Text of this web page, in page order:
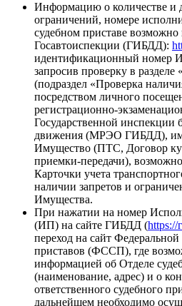
Информацию о количестве и
ограничений, номере
судебном приставе возможно
Госавтоиспекции (ГИБДД):
идентификационный номер
запросив проверку в
(подраздел «Проверка
посредством личного
регистрационно-
Государственной инспекции
движения (МРЭО ГИБДД),
Имущество (ПТС, Договор
приемки-передачи),
Карточки учета
наличии запретов и
Имущества.
При нажатии на номер
(ИП) на сайте ГИБДД (https://
переход на сайт
приставов (ФССП), где
информацией об Отделе
(наименование, адрес) и о
ответственного судебного
дальнейшем необходимо